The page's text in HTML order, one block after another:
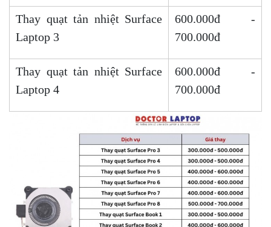
Thay quạt tản nhiệt Surface
Laptop 3
600.000đ -
700.000đ
Thay quạt tản nhiệt Surface
Laptop 4
600.000đ -
700.000đ